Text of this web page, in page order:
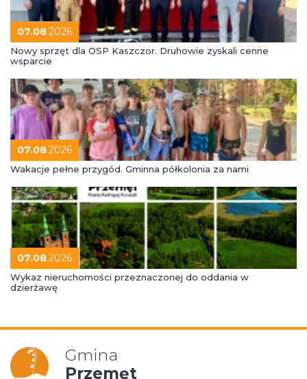
07.08.2026
Nowy sprzęt dla OSP Kaszczor. Druhowie zyskali cenne
wsparcie
07.08.2026
Wakacje pełne przygód. Gminna półkolonia za nami
07.08.2026
Wykaz nieruchomości przeznaczonej do oddania w
dzierżawę
Gmina
Przemęt